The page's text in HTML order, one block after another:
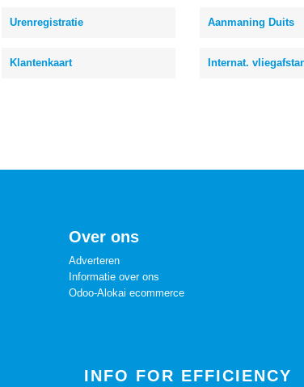
Urenregistratie
Klantenkaart
Aanmaning Duits
Internat.
Over ons
Adverteren
Informatie over ons
Odoo-Alokai ecommerce
INFO FOR EFFICIENCY